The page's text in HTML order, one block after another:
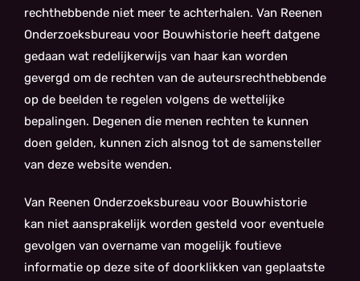
rechthebbende niet meer te achterhalen. Van Reenen
Onderzoeksbureau voor Bouwhistorie heeft datgene
gedaan wat redelijkerwijs van haar kan worden
gevergd om de rechten van de auteursrechthebbende
op de beelden te regelen volgens de wettelijke
bepalingen. Degenen die menen rechten te kunnen
doen gelden, kunnen zich alsnog tot de samensteller
van deze website wenden.
Van Reenen Onderzoeksbureau voor Bouwhistorie
kan niet aansprakelijk worden gesteld voor eventuele
gevolgen van overname van mogelijk foutieve
informatie op deze site of doorklikken van geplaatste